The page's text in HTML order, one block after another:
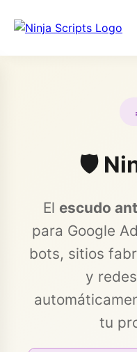
🛡️
El escudo
para Google
bots, sitios
y
tu